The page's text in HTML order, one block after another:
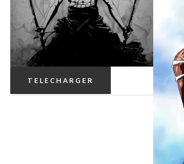
TELECHARGER